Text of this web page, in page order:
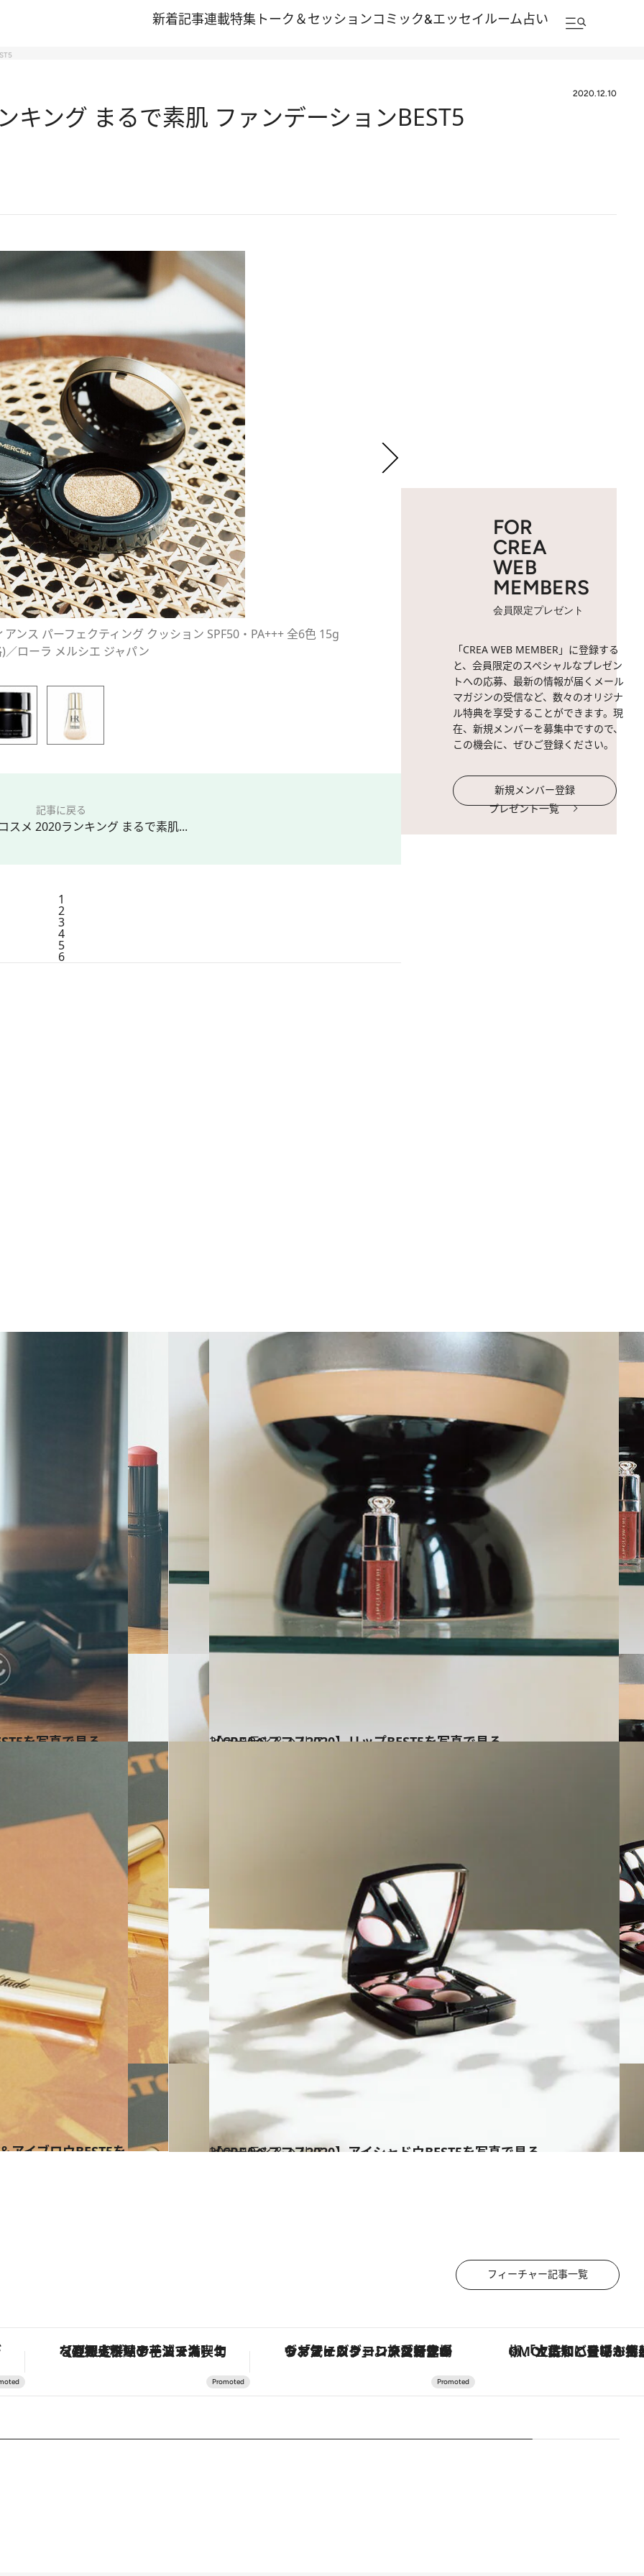
新着記事連載特集 トーク＆セッションコミック&エッセイルーム占い
2020.12.10
キング まるで素肌 ファンデーションBEST5
ンス パーフェクティング クッション SPF50・PA+++ 全6色 15g
ローラ メルシエ ジャパン
／アンプリチュード
記事に戻る
スメ 2020ランキング まるで素肌...
1
2
3
4
5
6
FOR
CREA
WEB
MEMBERS
会員限定プレゼント
「CREA WEB MEMBER」に登録する
と、会員限定のスペシャルなプレゼン
トへの応募、最新の情報が届くメール
マガジンの受信など、数々のオリジナ
ル特典を享受することができます。現
在、新規メンバーを募集中ですので、
この機会に、ぜひご登録ください。
新規メンバー登録
プレゼント一覧
を写真で見る 2020.12.9
【CREAベスコス2020】リップBEST5を写真で見る
ビューティ＆ヘルス
2020.12.8
【CREAベスコス2020】アイシャドウBEST5を写真で見る
ビューティ＆ヘルス
フィーチャー記事一覧
ヴァシュロン・コンスタンタン「オーヴァーシーズ・オートマティック」。旅愛好家のお気に入りコレクションから、ジェンダーレスな新作が登場 「土佐和ハーブかき氷」がOMO7高知に登場！生姜、山椒、大葉など目にも舌にも涼を呼ぶ郷土の味